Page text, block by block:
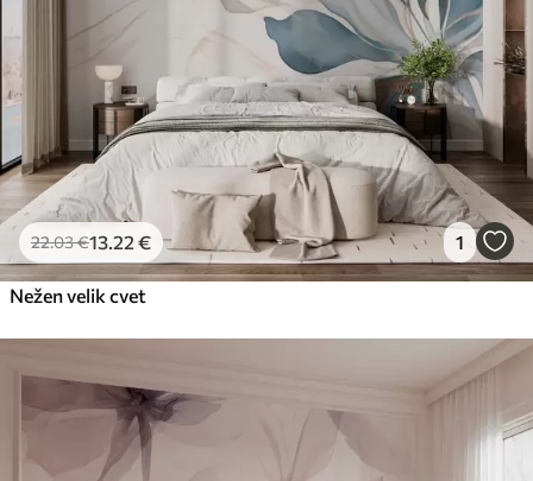
22.03€13 .22 € 1
Nežen velik cvet